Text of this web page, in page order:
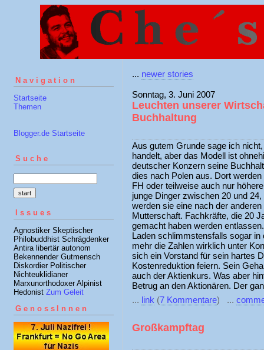
Navigation
Startseite
Themen
Blogger.de Startseite
Suche
Issues
Agnostiker Skeptischer
Philobuddhist Schrägdenker
Antira libertär autonom
Bekennender Gutmensch
Diskordier Politischer
Nichteuklidianer
Marxunorthodoxer Alpinist
Hedonist Zum Geleit
GenossInnen
... newer stories
Sonntag, 3. Juni 2007
Leuchten unserer
Buchhaltung
Aus gutem Grunde sage ich
handelt, aber das Modell ist
deutscher Konzern seine
dies nach Polen aus. Dort
FH oder teilweise auch nur
junge Dinger zwischen 20 und
werden sie eine nach der
Mutterschaft. Fachkräfte, die 20
gemacht haben werden
Laden schlimmstensfalls sogar
mehr die Zahlen wirklich unter
sich ein Vorstand für sein hartes
Kostenreduktion feiern. Sein
auch der Aktienkurs. Was aber
Betrug an den Aktionären. Der
... link (7 Kommentare) ...
Großkampftag